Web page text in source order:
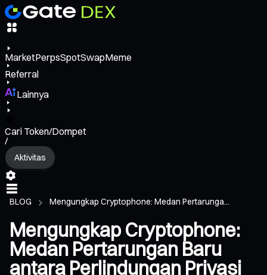
MarketPerpsSpotSwapMeme
Referral
Lainnya
Cari Token/Dompet
/
Aktivitas
BLOG Mengungkap Cryptophone: Medan Pertarunga...
Mengungkap Cryptophone:
Medan Pertarungan Baru
antara Perlindungan Privasi